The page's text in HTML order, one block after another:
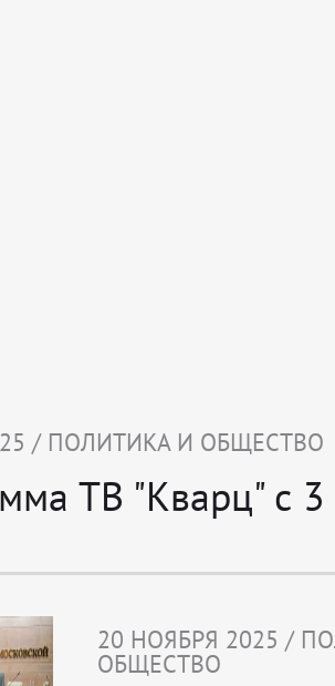
/ ПОЛИТИКА И ОБЩЕСТВО
ТВ "Кварц" с
20 НОЯБРЯ 2025 /
ОБЩЕСТВО